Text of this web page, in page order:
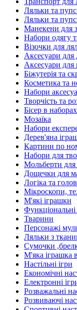
Ляльки та
Ляльки та
Манекени для
Набори одягу
Візочки для
Аксесуари для
Аксесуари для
Біжутерія та
Косметика та
Набори
Творчість та
Бісер в наборах
Мозаїка
Набори
Дерев'яна
Картини по
Набори для
Мольберти
Дощечки для
Логіка та
Мікроскопи,
М'які іграшки
Функціональні
Тварини
Персонажі
Ляльки з
Сумочки
М'яка іграшка
Настільні ігри
Економічні
Електронні
Розважальні
Розвиваючі